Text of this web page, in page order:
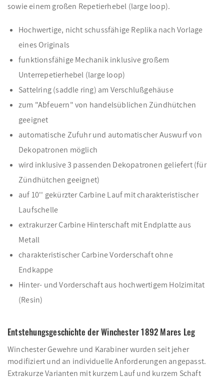
sowie einem großen Repetierhebel (large loop).
Hochwertige, nicht schussfähige Replika nach Vorlage
eines Originals
funktionsfähige Mechanik inklusive großem
Unterrepetierhebel (large loop)
Sattelring (saddle ring) am Verschlußgehäuse
zum "Abfeuern" von handelsüblichen Zündhütchen
geeignet
automatische Zufuhr und automatischer Auswurf von
Dekopatronen möglich
wird inklusive 3 passenden Dekopatronen geliefert (für
Zündhütchen geeignet)
auf 10'' gekürzter Carbine Lauf mit charakteristischer
Laufschelle
extrakurzer Carbine Hinterschaft mit Endplatte aus
Metall
charakteristischer Carbine Vorderschaft ohne
Endkappe
Hinter- und Vorderschaft aus hochwertigem Holzimitat
(Resin)
Entstehungsgeschichte der Winchester 1892 Mares Leg
Winchester Gewehre und Karabiner wurden seit jeher
modifiziert und an individuelle Anforderungen angepasst.
Extrakurze Varianten mit kurzem Lauf und kurzem Schaft